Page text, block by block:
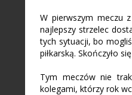
W pierwszym meczu
najlepszy strzelec
tych sytuacji, bo
piłkarską. Skończyło
Tym meczów nie
kolegami, którzy rok